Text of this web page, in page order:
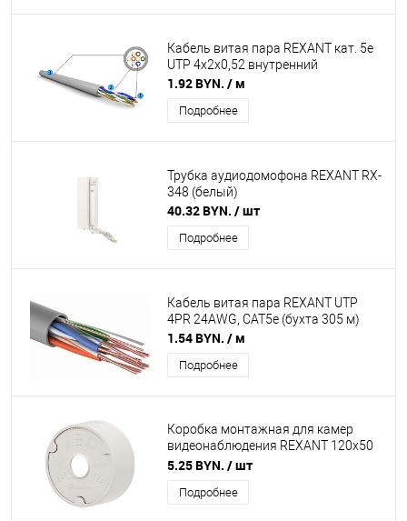
Кабель витая пара REXANT кат. 5е
UTP 4x2x0,52 внутренний
1.92 BYN. / м
Подробнее
Трубка аудиодомофона REXANT RX-
348 (белый)
40.32 BYN. / шт
Подробнее
Кабель витая пара REXANT UTP
4PR 24AWG, CAT5e (бухта 305 м)
1.54 BYN. / м
Подробнее
Коробка монтажная для камер
видеонаблюдения REXANT 120х50
мм, IP44
5.25 BYN. / шт
Подробнее